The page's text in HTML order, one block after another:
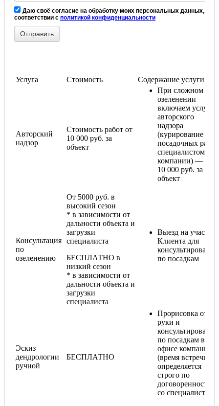
Даю своё согласие на обработку моих персональных данных, в
соответствии с политикой конфиденциальности
Услуга Стоимость Содержание услуги
Авторский
надзор
Стоимость работ от
10 000 руб. за
объект
При сложном
озеленении
включаем услугу
авторского
надзора
(курирование
посадочных работ
специалистом
компании) — от
10 000 руб. за
объект
Консультация
по
озеленению
От 5000 руб. в
высокий сезон
* в зависимости от
дальности объекта и
загрузки
специалиста
БЕСПЛАТНО в
низкий сезон
* в зависимости от
дальности объекта и
загрузки
специалиста
Выезд на участок
Клиента для
консультирования
по посадкам
Эскиз
дендрологии
ручной
БЕСПЛАТНО
Прорисовка от
руки и
консультирование
по посадкам в
офисе компании
(время встречи
определяется
строго по
договоренности
со специалистом)